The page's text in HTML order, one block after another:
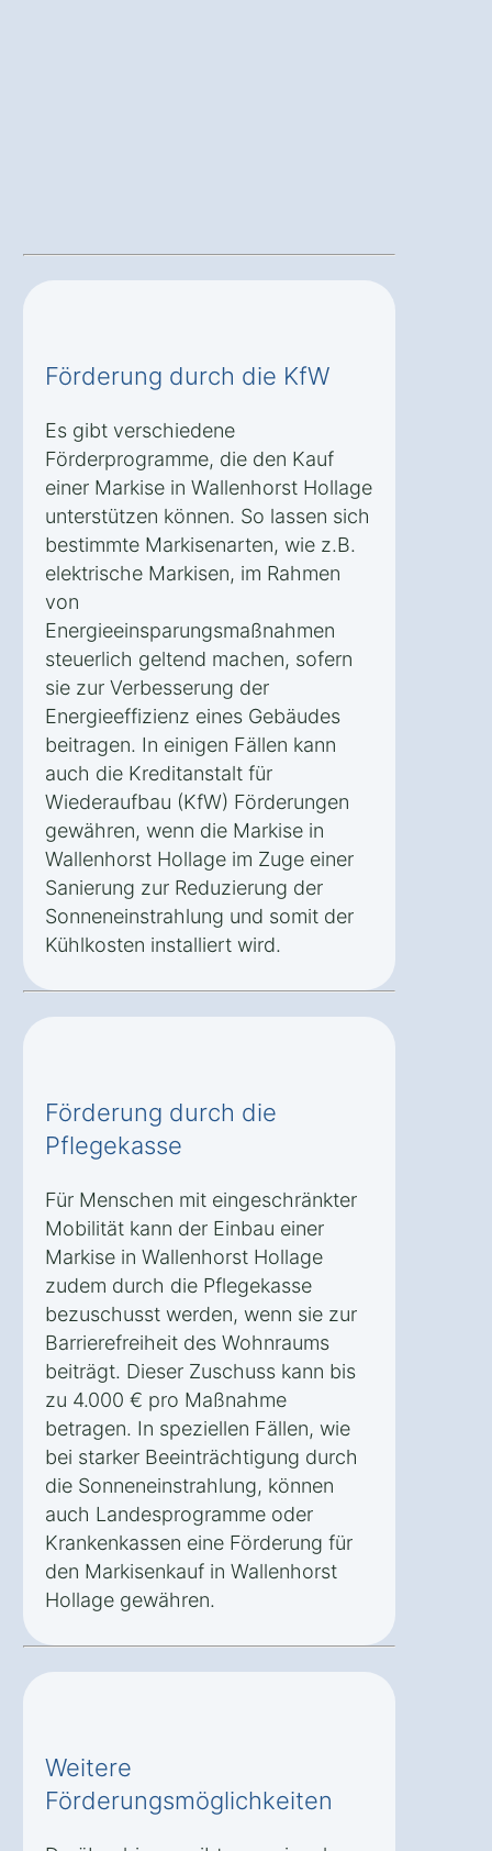
Förderung durch die KfW
Es gibt verschiedene
Förderprogramme, die den Kauf
einer Markise in Wallenhorst Hollage
unterstützen können. So lassen sich
bestimmte Markisenarten, wie z.B.
elektrische Markisen, im Rahmen
von
Energieeinsparungsmaßnahmen
steuerlich geltend machen, sofern
sie zur Verbesserung der
Energieeffizienz eines Gebäudes
beitragen. In einigen Fällen kann
auch die Kreditanstalt für
Wiederaufbau (KfW) Förderungen
gewähren, wenn die Markise in
Wallenhorst Hollage im Zuge einer
Sanierung zur Reduzierung der
Sonneneinstrahlung und somit der
Kühlkosten installiert wird.
Förderung durch die
Pflegekasse
Für Menschen mit eingeschränkter
Mobilität kann der Einbau einer
Markise in Wallenhorst Hollage
zudem durch die Pflegekasse
bezuschusst werden, wenn sie zur
Barrierefreiheit des Wohnraums
beiträgt. Dieser Zuschuss kann bis
zu 4.000 € pro Maßnahme
betragen. In speziellen Fällen, wie
bei starker Beeinträchtigung durch
die Sonneneinstrahlung, können
auch Landesprogramme oder
Krankenkassen eine Förderung für
den Markisenkauf in Wallenhorst
Hollage gewähren.
Weitere
Förderungsmöglichkeiten